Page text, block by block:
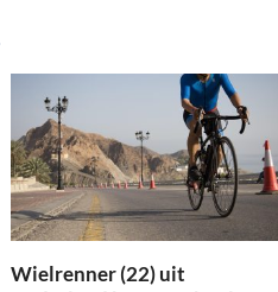
Wielrenner (22) uit